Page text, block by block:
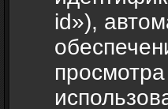
id»),